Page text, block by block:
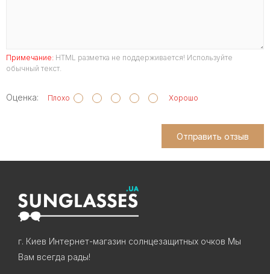
Примечание: HTML разметка не поддерживается! Используйте
обычный текст.
Оценка: Плохо Хорошо
Отправить отзыв
г. Киев Интернет-магазин солнцезащитных очков Мы
Вам всегда рады!